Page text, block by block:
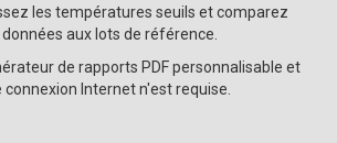
les températures seuils et comparez
aux lots de référence.
de rapports PDF personnalisable et
Internet n'est requise.